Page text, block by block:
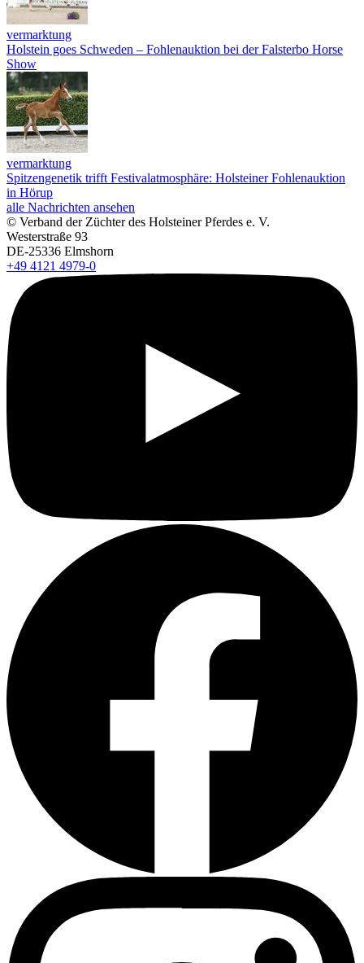
vermarktung
Holstein goes Schweden – Fohlenauktion bei der Falsterbo Horse
Show
vermarktung
Spitzengenetik trifft Festivalatmosphäre: Holsteiner Fohlenauktion
in Hörup
alle Nachrichten ansehen
© Verband der Züchter des Holsteiner Pferdes e. V.
Westerstraße 93
DE-25336 Elmshorn
+49 4121 4979-0